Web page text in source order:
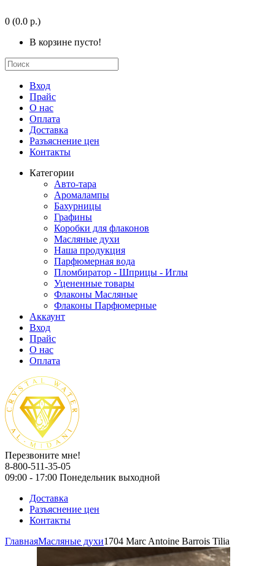
0 (0.0 р.)
В корзине пусто!
Вход
Прайс
О нас
Оплата
Доставка
Разъяснение цен
Контакты
Категории
Авто-тара
Аромалампы
Бахурницы
Графины
Коробки для флаконов
Масляные духи
Наша продукция
Парфюмерная вода
Пломбиратор - Шприцы - Иглы
Уцененные товары
Флаконы Масляные
Флаконы Парфюмерные
Аккаунт
Вход
Прайс
О нас
Оплата
Перезвоните мне!
8-800-511-35-05
09:00 - 17:00 Понедельник выходной
Доставка
Разъяснение цен
Контакты
ГлавнаяМасляные духи1704 Marc Antoine Barrois Tilia